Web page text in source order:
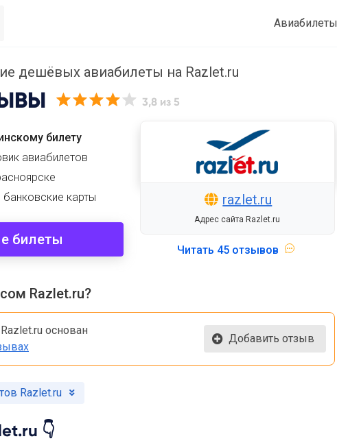
Авиабилеты
дешёвых авиабилеты на Razlet.ru
3,8 из 5
билету
авиабилетов
карты
билеты
razlet.ru
Адрес сайта Razlet.ru
Читать 45 отзывов
Razlet.ru?
основан
Добавить отзыв
Razlet.ru
👇